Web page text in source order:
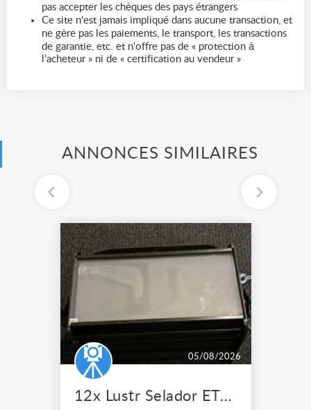
pas accepter les chèques des pays étrangers
Ce site n'est jamais impliqué dans aucune transaction, et
ne gère pas les paiements, le transport, les transactions
de garantie, etc. et n'offre pas de « protection à
l’acheteur » ni de « certification au vendeur »
ANNONCES SIMILAIRES
05/08/2026
12x Lustr Selador ETC Led 7x colors filtres